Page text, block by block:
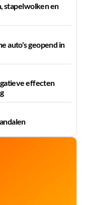
stapelwolken en
auto's geopend in
effecten